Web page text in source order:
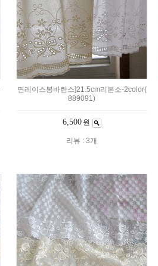
면레이스봉바란스]21.5cm리본소-2color(
889091)
6,500 원
리뷰 : 3개